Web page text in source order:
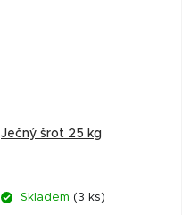
Ječný šrot 25 kg
Skladem (3 ks)